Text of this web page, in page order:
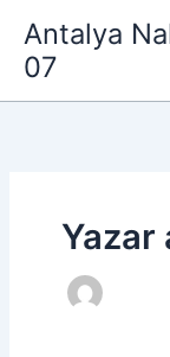
atlaAntalya
07
Yazar